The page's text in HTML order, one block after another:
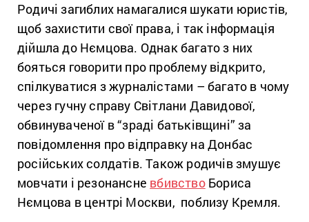
Родичі загиблих намагалися шукати юристів,
щоб захистити свої права, і так інформація
дійшла до Нємцова. Однак багато з них
бояться говорити про проблему відкрито,
спілкуватися з журналістами – багато в чому
через гучну справу Світлани Давидової,
обвинуваченої в “зраді батьківщині” за
повідомлення про відправку на Донбас
російських солдатів. Також родичів змушує
мовчати і резонансне вбивствоБориса
Нємцова в центрі Москви, поблизу Кремля.